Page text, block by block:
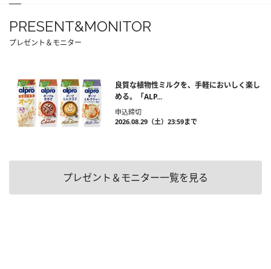
PRESENT&MONITOR
プレゼント＆モニター
良質な植物性ミルクを、手軽においしく楽し
める。「ALP...
申込締切
2026.08.29（土）23:59まで
プレゼント＆モニター一覧を見る